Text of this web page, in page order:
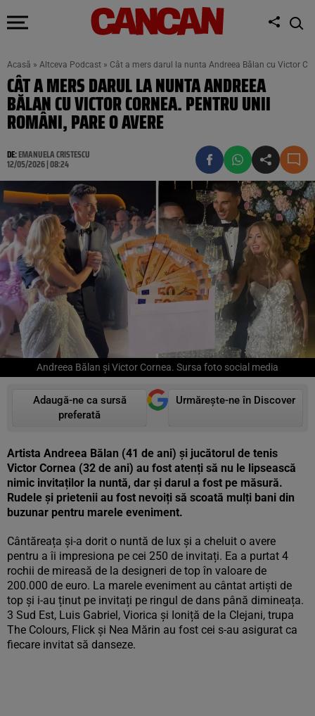
Acasă » Altceva Podcast » Cât a mers darul la nunta Andreea Bălan cu Victor
CÂT A MERS DARUL LA NUNTA ANDREEA
BĂLAN CU VICTOR CORNEA. PENTRU UNII
ROMÂNI, PARE O AVERE
DE:EMANUELA CRISTESCU
12/05/2026 | 08:24
Andreea Bălan și Victor Cornea. Sursa foto social media
Adaugă-ne ca sursă
preferată
Urmărește-ne în Discover
Artista Andreea Bălan (41 de ani) și jucătorul de tenis
Victor Cornea (32 de ani) au fost atenți să nu le lipsească
nimic invitaților la nuntă, dar și darul a fost pe măsură.
Rudele și prietenii au fost nevoiți să scoată mulți bani din
buzunar pentru marele eveniment.
Cântăreața și-a dorit o nuntă de lux și a cheluit o avere
pentru a îi impresiona pe cei 250 de invitați. Ea a purtat 4
rochii de mireasă de la designeri de top în valoare de
200.000 de euro. La marele eveniment au cântat artiști de
top și i-au ținut pe invitați pe ringul de dans până dimineața.
3 Sud Est, Luis Gabriel, Viorica și Ioniță de la Clejani, trupa
The Colours, Flick și Nea Mărin au fost cei s-au asigurat ca
fiecare invitat să danseze.